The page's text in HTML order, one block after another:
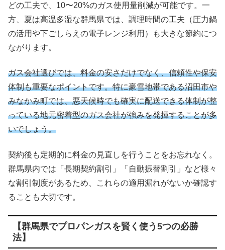
どの工夫で、10〜20%のガス使用量削減が可能です。一
方、夏は高温多湿な群馬県では、調理時間の工夫（圧力鍋
の活用や下ごしらえの電子レンジ利用）も大きな節約につ
ながります。
ガス会社選びでは、料金の安さだけでなく、信頼性や保安
体制も重要なポイントです。特に豪雪地帯である沼田市や
みなかみ町では、悪天候時でも確実に配送できる体制が整
っている地元密着型のガス会社が強みを発揮することが多
いでしょう。
契約後も定期的に料金の見直しを行うことをお忘れなく。
群馬県内では「長期契約割引」「自動振替割引」など様々
な割引制度があるため、これらの適用漏れがないか確認す
ることも大切です。
【群馬県でプロパンガスを賢く使う5つの必勝
法】